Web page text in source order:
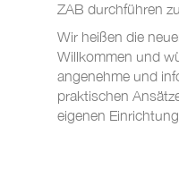
ZAB durchführen
Wir heißen die
Willkommen und
angenehme und
praktischen
eigenen